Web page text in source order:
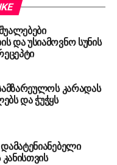
და უსიამოვნო სუნის
კარადას
და ჭუჭყს